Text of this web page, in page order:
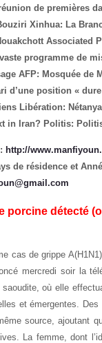
de premières
Xinhua: La
Associated
programme de
AFP: Mosquée de
d’une position «
Libération:
in Iran? Politis:
http://
de résidence et
porcine détecté
cas de grippe
mercredi soir la
où elle
et émergentes.
source, ajoutant
La femme, dont